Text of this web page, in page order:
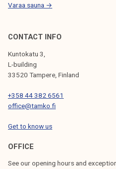
Varaa sauna →
CONTACT INFO
Kuntokatu 3,
L-building
33520 Tampere, Finland
+358 44 382 6561
office@tamko.fi
Get to know us
OFFICE
See our opening hours and